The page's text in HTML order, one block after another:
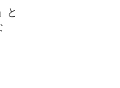
と